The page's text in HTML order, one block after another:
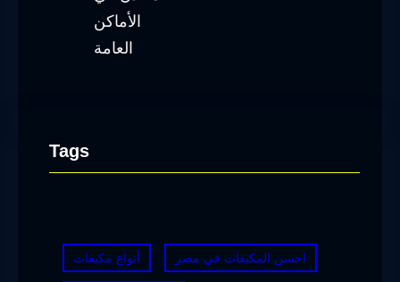
Tags
أنواع مكيفات احسن المكيفات في مصر